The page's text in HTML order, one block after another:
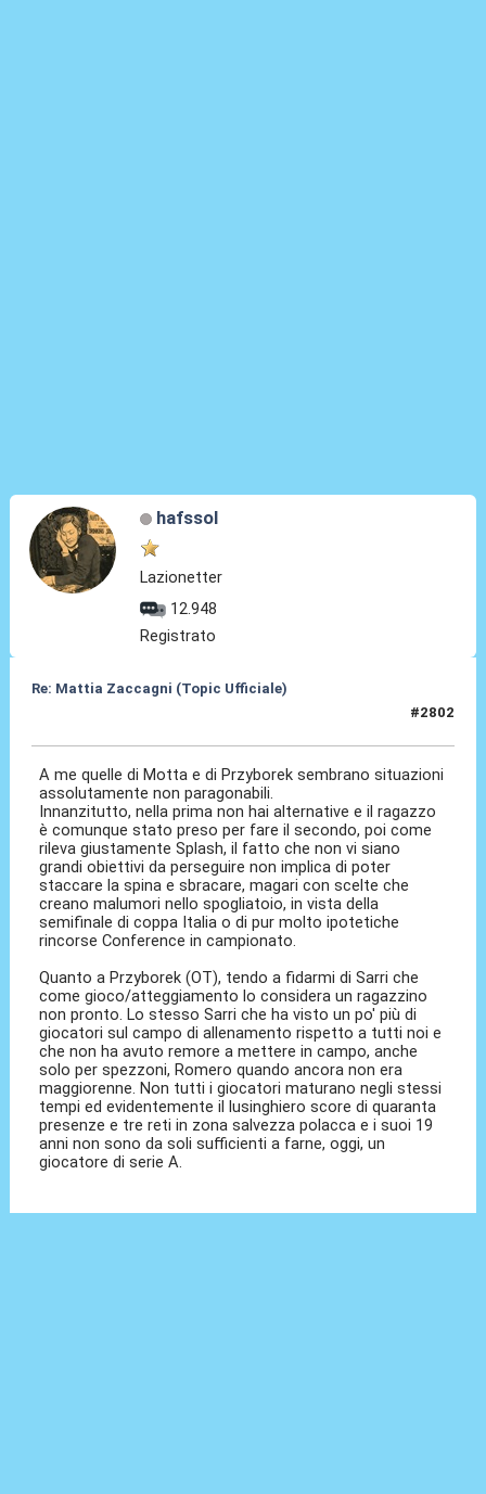
hafssol
Lazionetter
12.948
Registrato
Re: Mattia Zaccagni (Topic Ufficiale)
#2802
A me quelle di Motta e di Przyborek sembrano situazioni
assolutamente non paragonabili.
Innanzitutto, nella prima non hai alternative e il ragazzo
è comunque stato preso per fare il secondo, poi come
rileva giustamente Splash, il fatto che non vi siano
grandi obiettivi da perseguire non implica di poter
staccare la spina e sbracare, magari con scelte che
creano malumori nello spogliatoio, in vista della
semifinale di coppa Italia o di pur molto ipotetiche
rincorse Conference in campionato.
Quanto a Przyborek (OT), tendo a fidarmi di Sarri che
come gioco/atteggiamento lo considera un ragazzino
non pronto. Lo stesso Sarri che ha visto un po' più di
giocatori sul campo di allenamento rispetto a tutti noi e
che non ha avuto remore a mettere in campo, anche
solo per spezzoni, Romero quando ancora non era
maggiorenne. Non tutti i giocatori maturano negli stessi
tempi ed evidentemente il lusinghiero score di quaranta
presenze e tre reti in zona salvezza polacca e i suoi 19
anni non sono da soli sufficienti a farne, oggi, un
giocatore di serie A.